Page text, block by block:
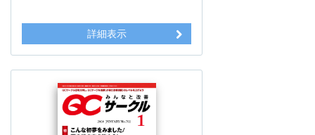
詳細表示